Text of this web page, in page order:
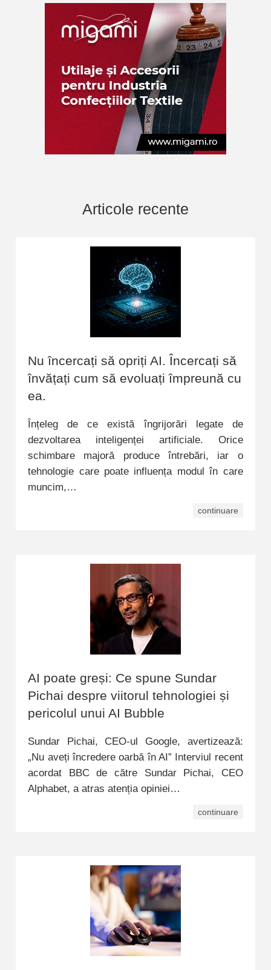
Articole recente
Nu încercați să opriți AI. Încercați să
învățați cum să evoluați împreună cu
ea.
Înțeleg de ce există îngrijorări legate de
dezvoltarea inteligenței artificiale. Orice
schimbare majoră produce întrebări, iar o
tehnologie care poate influența modul în care
muncim,…
continuare
AI poate greși: Ce spune Sundar
Pichai despre viitorul tehnologiei și
pericolul unui AI Bubble
Sundar Pichai, CEO-ul Google, avertizează:
„Nu aveți încredere oarbă în AI” Interviul recent
acordat BBC de către Sundar Pichai, CEO
Alphabet, a atras atenția opiniei…
continuare